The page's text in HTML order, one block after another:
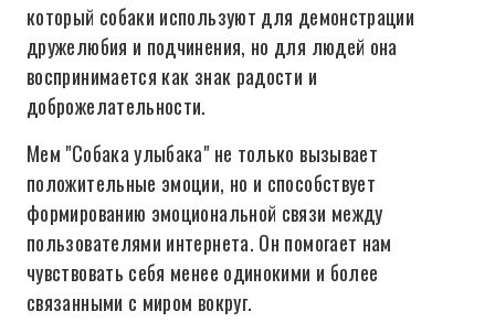
который собаки используют для демонстрации
дружелюбия и подчинения, но для людей она
воспринимается как знак радости и
доброжелательности.
Мем "Собака улыбака" не только вызывает
положительные эмоции, но и способствует
формированию эмоциональной связи между
пользователями интернета. Он помогает нам
чувствовать себя менее одинокими и более
связанными с миром вокруг.